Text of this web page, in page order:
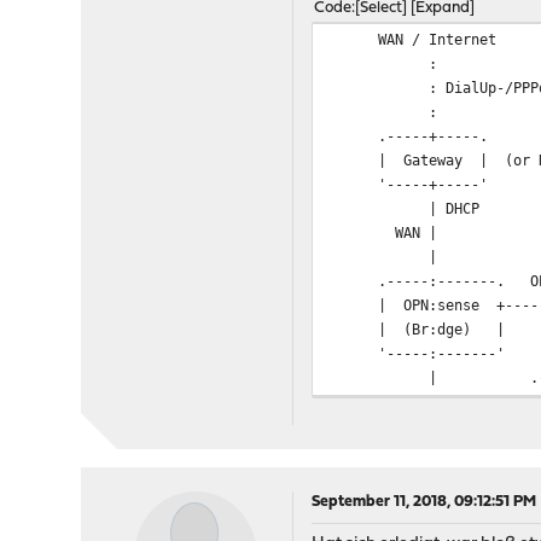
Code Select Expand
WAN / Internet
:
: DialUp-/PPPoE-/
:
.-----+-----.
| Gateway | (or
'-----+-----'
| DHCP
WAN |
.-----:-------.
| OPN:sense
| (Br:dge)
'-----
| .-----
.-----
September 11, 2018, 09:12:51 PM